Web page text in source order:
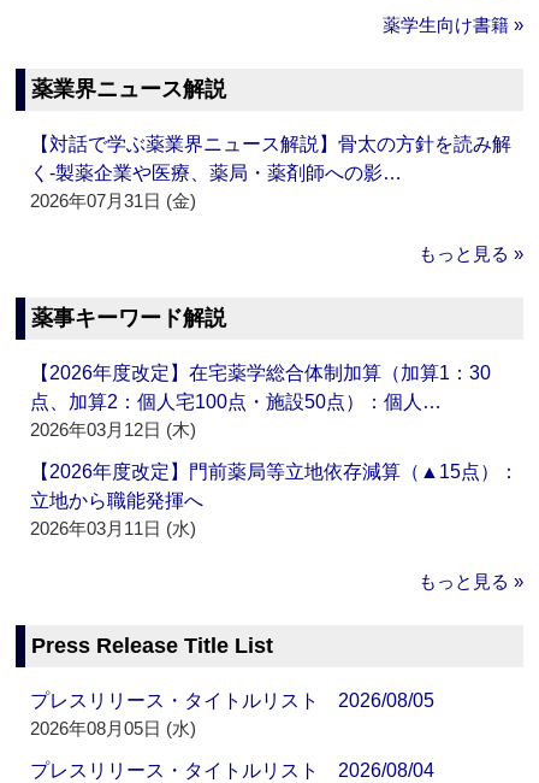
薬学生向け書籍 »
薬業界ニュース解説
【対話で学ぶ薬業界ニュース解説】骨太の方針を読み解
く‐製薬企業や医療、薬局・薬剤師への影…
2026年07月31日 (金)
もっと見る »
薬事キーワード解説
【2026年度改定】在宅薬学総合体制加算（加算1：30
点、加算2：個人宅100点・施設50点）：個人…
2026年03月12日 (木)
【2026年度改定】門前薬局等立地依存減算（▲15点）：
立地から職能発揮へ
2026年03月11日 (水)
もっと見る »
Press Release Title List
プレスリリース・タイトルリスト 2026/08/05
2026年08月05日 (水)
プレスリリース・タイトルリスト 2026/08/04